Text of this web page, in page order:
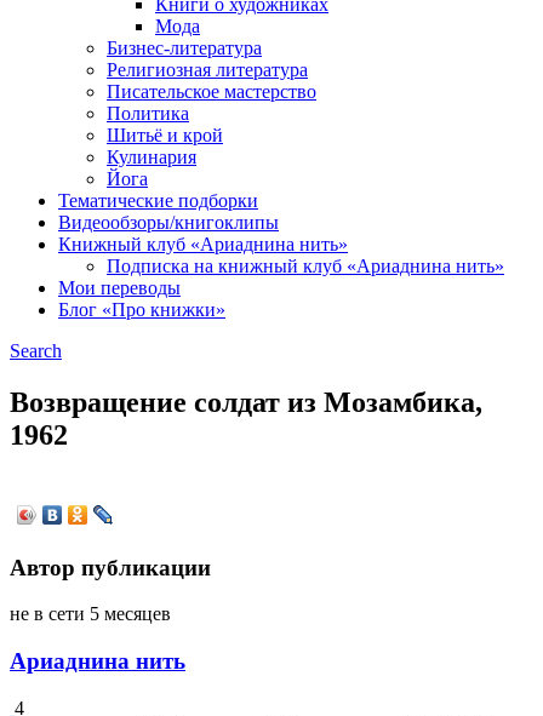
Книги о художниках
Мода
Бизнес-литература
Религиозная литература
Писательское мастерство
Политика
Шитьё и крой
Кулинария
Йога
Тематические подборки
Видеообзоры/книгоклипы
Книжный клуб «Ариаднина нить»
Подписка на книжный клуб «Ариаднина нить»
Мои переводы
Блог «Про книжки»
Search
Возвращение солдат из Мозамбика,
1962
Автор публикации
не в сети 5 месяцев
Ариаднина нить
4